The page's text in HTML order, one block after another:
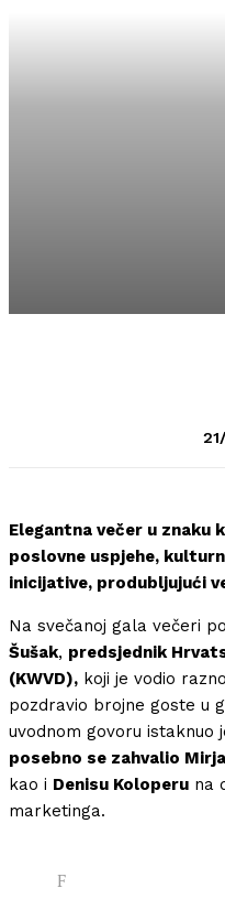
Elegantna večer u znaku
poslovne uspjehe,
inicijative, produbljujući
Na svečanoj gala večeri
Šušak, predsjednik
(KWVD), koji je vodio
pozdravio brojne goste u
uvodnom govoru istaknuo
posebno se zahvalio
kao i Denisu Koloperu na
marketinga.
F